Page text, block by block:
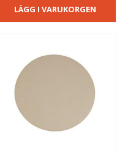
LÄGG I VARUKORGEN